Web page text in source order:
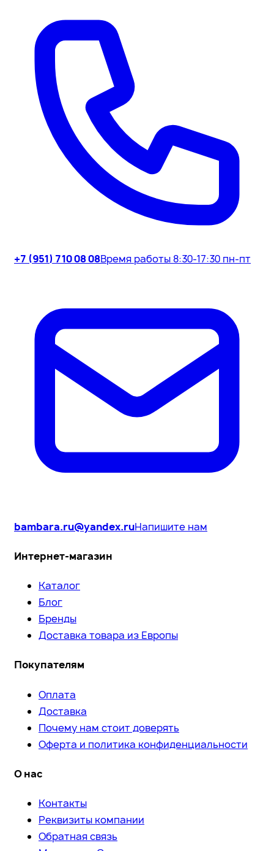
+7 (951) 710 08 08Время работы 8:30-17:30 пн-пт
bambara.ru@yandex.ruНапишите нам
Интернет-магазин
Каталог
Блог
Бренды
Доставка товара из Европы
Покупателям
Оплата
Доставка
Почему нам стоит доверять
Оферта и политика конфиденциальности
О нас
Контакты
Реквизиты компании
Обратная связь